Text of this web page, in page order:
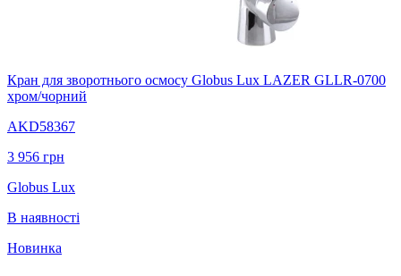
Кран для зворотнього осмосу Globus Lux LAZER GLLR-0700
хром/чорний
AKD58367
3 956 грн
Globus Lux
В наявності
Новинка